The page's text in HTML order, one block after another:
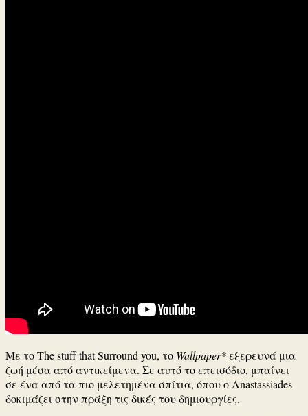
Με το The stuff that Surround you, το Wallpaper*εξερευνά μια
ζωή μέσα από αντικείμενα. Σε αυτό το επεισόδιο, μπαίνει
σε ένα από τα πιο μελετημένα σπίτια, όπου ο Anastassiades
δοκιμάζει στην πράξη τις δικές του δημιουργίες.